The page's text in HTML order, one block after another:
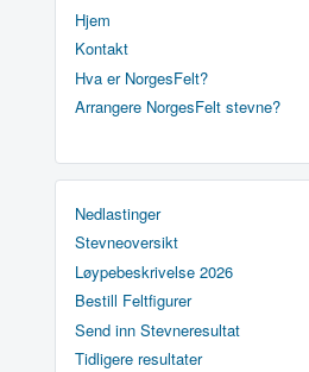
Hjem
Kontakt
Hva er NorgesFelt?
Arrangere NorgesFelt stevne?
Nedlastinger
Stevneoversikt
Løypebeskrivelse 2026
Bestill Feltfigurer
Send inn Stevneresultat
Tidligere resultater